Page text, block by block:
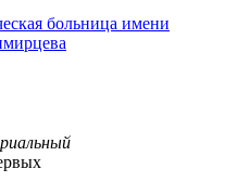
больница имени